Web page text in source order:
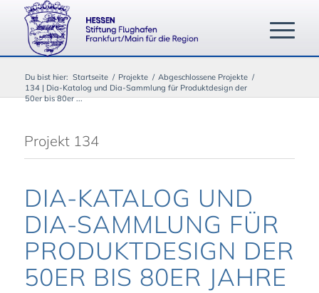
Du bist hier: Startseite / Projekte / Abgeschlossene Projekte /
134 | Dia-Katalog und Dia-Sammlung für Produktdesign der
50er bis 80er ...
Projekt 134
DIA-KATALOG UND
DIA-SAMMLUNG FÜR
PRODUKTDESIGN DER
50ER BIS 80ER JAHRE